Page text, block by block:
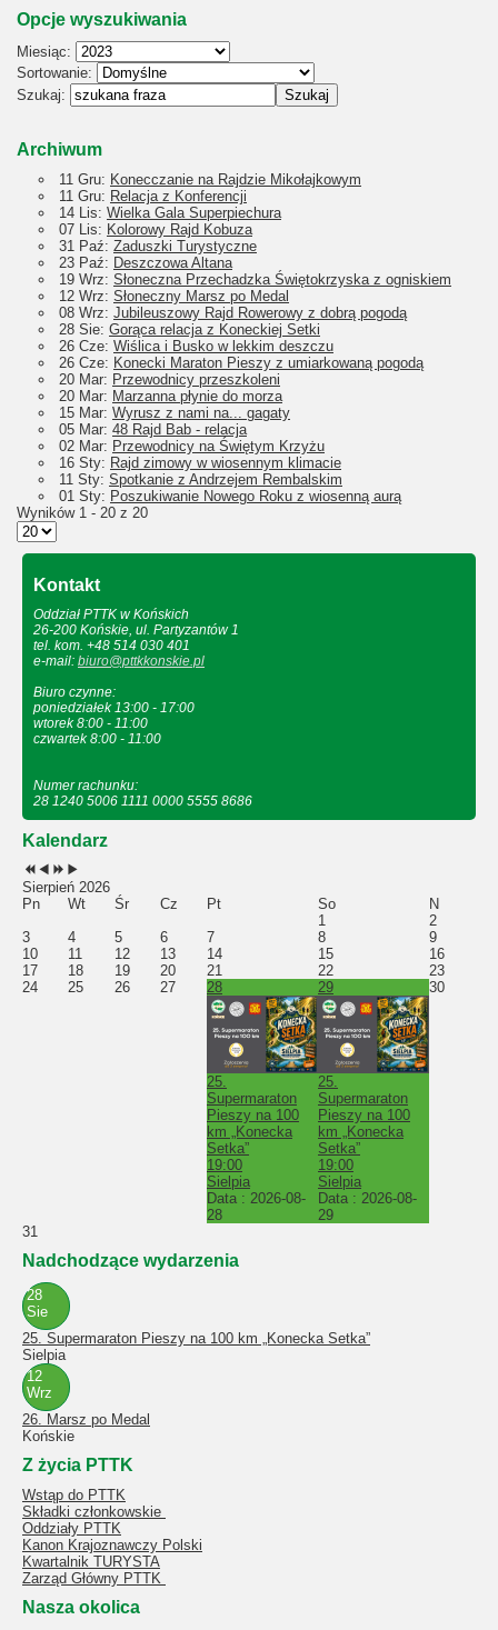
Opcje wyszukiwania
Miesiąc:
Sortowanie:
Szukaj:
Archiwum
11 Gru: Konecczanie na Rajdzie Mikołajkowym
11 Gru: Relacja z Konferencji
14 Lis: Wielka Gala Superpiechura
07 Lis: Kolorowy Rajd Kobuza
31 Paź: Zaduszki Turystyczne
23 Paź: Deszczowa Altana
19 Wrz: Słoneczna Przechadzka Świętokrzyska z ogniskiem
12 Wrz: Słoneczny Marsz po Medal
08 Wrz: Jubileuszowy Rajd Rowerowy z dobrą pogodą
28 Sie: Gorąca relacja z Koneckiej Setki
26 Cze: Wiślica i Busko w lekkim deszczu
26 Cze: Konecki Maraton Pieszy z umiarkowaną pogodą
20 Mar: Przewodnicy przeszkoleni
20 Mar: Marzanna płynie do morza
15 Mar: Wyrusz z nami na... gagaty
05 Mar: 48 Rajd Bab - relacja
02 Mar: Przewodnicy na Świętym Krzyżu
16 Sty: Rajd zimowy w wiosennym klimacie
11 Sty: Spotkanie z Andrzejem Rembalskim
01 Sty: Poszukiwanie Nowego Roku z wiosenną aurą
Wyników 1 - 20 z 20
Kontakt
Oddział PTTK w Końskich
26-200 Końskie, ul. Partyzantów 1
tel. kom. +48 514 030 401
e-mail: biuro@pttkkonskie.pl
Biuro czynne:
poniedziałek 13:00 - 17:00
wtorek 8:00 - 11:00
czwartek 8:00 - 11:00
Numer rachunku:
28 1240 5006 1111 0000 5555 8686
Kalendarz
Sierpień 2026
Pn
Wt Śr Cz Pt So
N
1
2
3
4 5 6 7 8
9
10
11 12 13 14 15
16
17
18 19 20 21 22
23
24
25 26 27 28
25.
Supermaraton
Pieszy na 100
km „Konecka
Setka”
19:00
Sielpia
Data : 2026-08-
28
29
25.
Supermaraton
Pieszy na 100
km „Konecka
Setka”
19:00
Sielpia
Data : 2026-08-
29
30
31
Nadchodzące wydarzenia
28
Sie
25. Supermaraton Pieszy na 100 km „Konecka Setka”
Sielpia
12
Wrz
26. Marsz po Medal
Końskie
Z życia PTTK
Wstąp do PTTK
Składki członkowskie
Oddziały PTTK
Kanon Krajoznawczy Polski
Kwartalnik TURYSTA
Zarząd Główny PTTK
Nasza okolica